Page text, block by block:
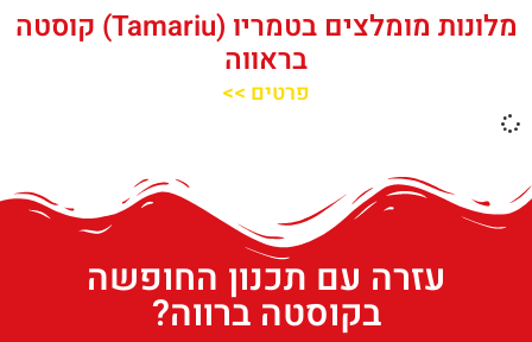
מלונות מומלצים בטמריו (Tamariu) קוסטה
בראווה
פרטים >>
עזרה עם תכנון החופשה
בקוסטה ברווה?